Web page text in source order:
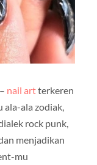
nail artterkeren
ala-ala zodiak,
rock punk,
menjadikan
mu